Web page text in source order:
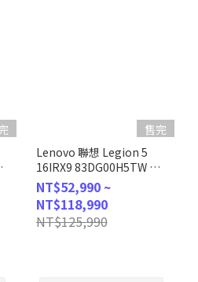
165Hz/W11/WUXGA/15.3)
售完
Lenovo 聯想 Legion 5
16IRX9 83DG00H5TW 灰
(i5-
13450HX/16GB/1TB/RTX
4060/W11/165Hz/WQXGA/16)
客製化電競筆電
NT$52,990 ~
NT$118,990
NT$125,990